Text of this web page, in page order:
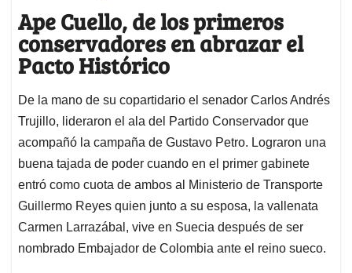
Ape Cuello, de los primeros
conservadores en abrazar el
Pacto Histórico
De la mano de su copartidario el senador Carlos Andrés
Trujillo, lideraron el ala del Partido Conservador que
acompañó la campaña de Gustavo Petro. Lograron una
buena tajada de poder cuando en el primer gabinete
entró como cuota de ambos al Ministerio de Transporte
Guillermo Reyes quien junto a su esposa, la vallenata
Carmen Larrazábal, vive en Suecia después de ser
nombrado Embajador de Colombia ante el reino sueco.